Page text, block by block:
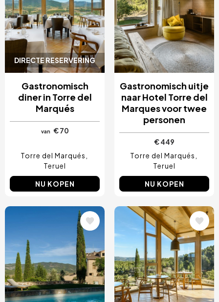
DIRECTE RESERVERING
Gastronomisch
diner in Torre del
Marqués
van € 70
Torre del Marqués
Teruel
NU KOPEN
Gastronomisch uitje
naar Hotel Torre del
Marques voor twee
personen
€ 449
Torre del Marqués
Teruel
NU KOPEN
Afbeelding